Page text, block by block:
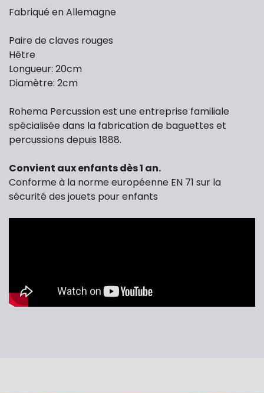
Fabriqué en Allemagne
Paire de claves rouges
Hêtre
Longueur: 20cm
Diamètre: 2cm
Rohema Percussion est une entreprise familiale
spécialisée dans la fabrication de baguettes et
percussions depuis 1888.
Convient aux enfants dès 1 an.
Conforme à la norme européenne EN 71 sur la
sécurité des jouets pour enfants